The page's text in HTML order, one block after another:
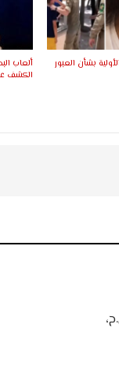
بشأن العبور
الكشف عن